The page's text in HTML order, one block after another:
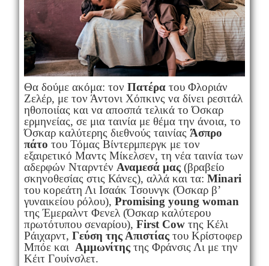
Θα δούμε ακόμα: τον Πατέρατου Φλοριάν
Ζελέρ, με τον Άντονι Χόπκινς να δίνει ρεσιτάλ
ηθοποιίας και να αποσπά τελικά το Όσκαρ
ερμηνείας, σε μια ταινία με θέμα την άνοια, το
Όσκαρ καλύτερης διεθνούς ταινίας Άσπρο
πάτο του Τόμας Βίντερμπεργκ με τον
εξαιρετικό Μαντς Μίκελσεν, τη νέα ταινία των
αδερφών Νταρντέν Αναμεσά μας(βραβείο
σκηνοθεσίας στις Κάνες), αλλά και τα: Minari
του κορεάτη Λι Ισαάκ Τσουνγκ (Όσκαρ β’
γυναικείου ρόλου), Promising young woman
της Έμεραλντ Φενελ (Όσκαρ καλύτερου
πρωτότυπου σεναρίου), First Cowτης Κέλι
Ράιχαρντ, Γεύση της Απιστίας του Κρίστοφερ
Μπόε και Αμμωνίτης της Φράνσις Λι με την
Κέιτ Γουίνσλετ.